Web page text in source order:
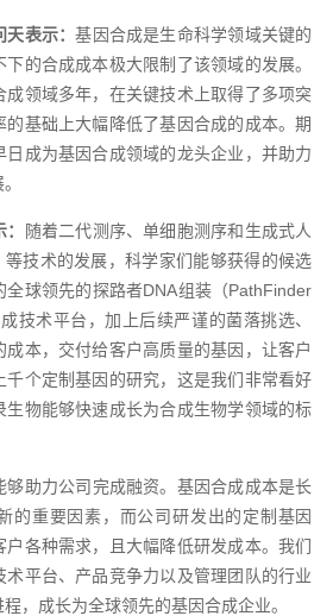
天表示：基因合成是生命科学领域关键的
的合成成本极大限制了该领域的发展。
成领域多年，在关键技术上取得了多项突
基础上大幅降低了基因合成的成本。期
成为基因合成领域的龙头企业，并助力
随着二代测序、单细胞测序和生成式人
技术的发展，科学家们能够获得的候选
全球领先的探路者DNA组装（PathFinder
技术平台，加上后续严谨的菌落挑选、
成本，交付给客户高质量的基因，让客户
千个定制基因的研究，这是我们非常看好
生物能够快速成长为合成生物学领域的标
够助力公司完成融资。基因合成成本是长
的重要因素，而公司研发出的定制基因
户各种需求，且大幅降低研发成本。我们
平台、产品竞争力以及管理团队的行业
，成长为全球领先的基因合成企业。